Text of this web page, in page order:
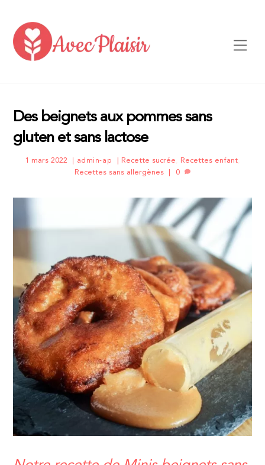
content
Des beignets aux pommes sans
gluten et sans lactose
1 mars 2022 admin-ap Recette sucrée Recettes enfant
Recettes sans allergènes
0